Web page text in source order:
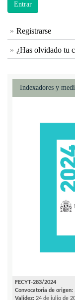
Entrar
Registrarse
¿Has olvidado tu
Indexadores y